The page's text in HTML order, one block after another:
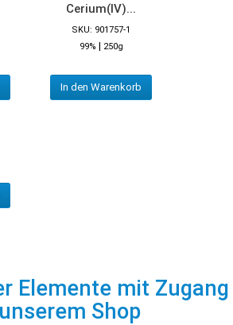
Cerium(IV)...
SKU: 901757-1
99% | 250g
In den Warenkorb
Elemente mit Zugang
Shop